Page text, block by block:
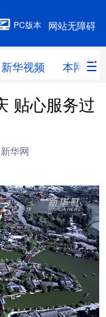
网站无障碍
PC版本
新华视频 本网原创
头条
领导活动报道集
新华视频
地方动态
科教兴省
金融兴豫
贴心服务过
华网